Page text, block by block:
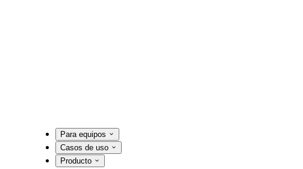
Para equipos
Casos de uso
Producto